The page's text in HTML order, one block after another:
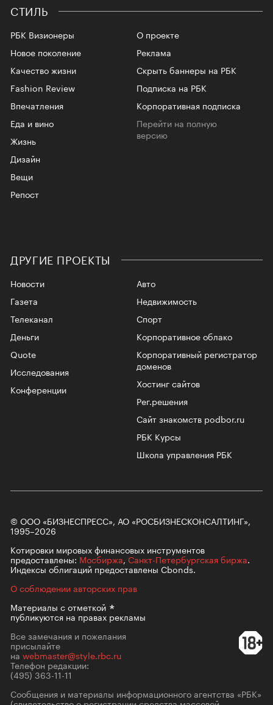
СТИЛЬ
РБК Визионеры
Новое поколение
Качество жизни
Fashion Review
Впечатления
Еда и вино
Жизнь
Дизайн
Вещи
Репост
О проекте
Реклама
Скрыть баннеры на РБК
Подписка на РБК
Корпоративная подписка
Перейти на полную
версию
ДРУГИЕ ПРОЕКТЫ
Новости
Газета
Телеканал
Авто
Недвижимость
Спорт
Корпоративное облако
Корпоративный регистратор
доменов
Хостинг сайтов
Рег.решения
Сайт знакомств podbor.ru
РБК Курсы
Школа управления РБК
Деньги
Quote
Исследования
Конференции
© ООО «БИЗНЕСПРЕСС», АО «РОСБИЗНЕСКОНСАЛТИНГ»,
1995–2026
Котировки мировых финансовых инструментов
предоставлены: Мосбиржа, Санкт-Петербургская биржа.
Индексы облигаций предоставлены Cbonds.
О соблюдении авторских прав
Материалы сотметкой
публикуются на правах рекламы
Все замечания и пожелания
присылайте
на webmaster@style.rbc.ru
Телефон редакции:
(495) 363-11-11
Сообщения и материалы информационного агентства «РБК»